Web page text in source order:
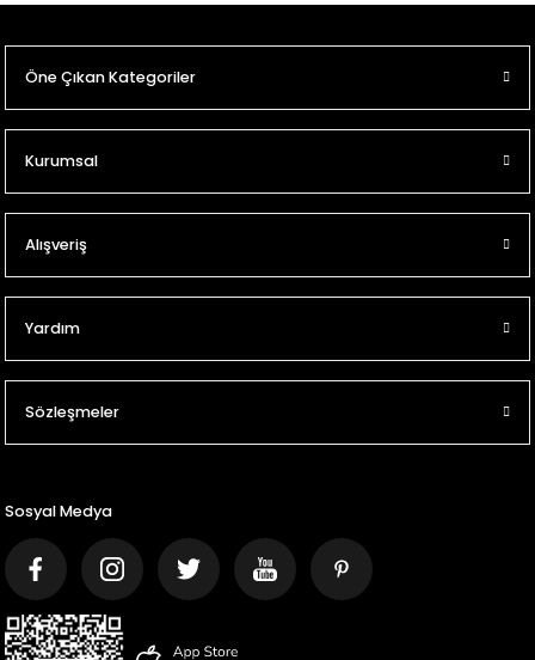
Öne Çıkan Kategoriler
Kurumsal
Alışveriş
Yardım
Sözleşmeler
Sosyal Medya